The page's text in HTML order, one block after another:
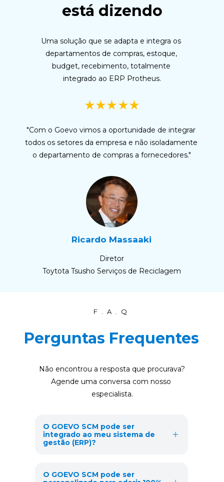
está dizendo
Uma solução que se adapta e integra os
departamentos de compras, estoque,
budget, recebimento, totalmente
integrado ao ERP Protheus.
"Com o Goevo vimos a oportunidade de integrar
todos os setores da empresa e não isoladamente
o departamento de compras a fornecedores."
Ricardo Massaaki
Diretor
Toytota Tsusho Serviços de Reciclagem
F.A.Q
Perguntas Frequentes
O GOEVO SCM pode ser
integrado ao meu sistema de
gestão (ERP)?
ERP do mercado.
O GOEVO SCM pode ser
Não encontrou a resposta que procurava?
Agende uma conversa com nosso
especialista.